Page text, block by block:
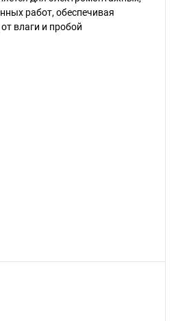
работ, обеспечивая
влаги и пробой